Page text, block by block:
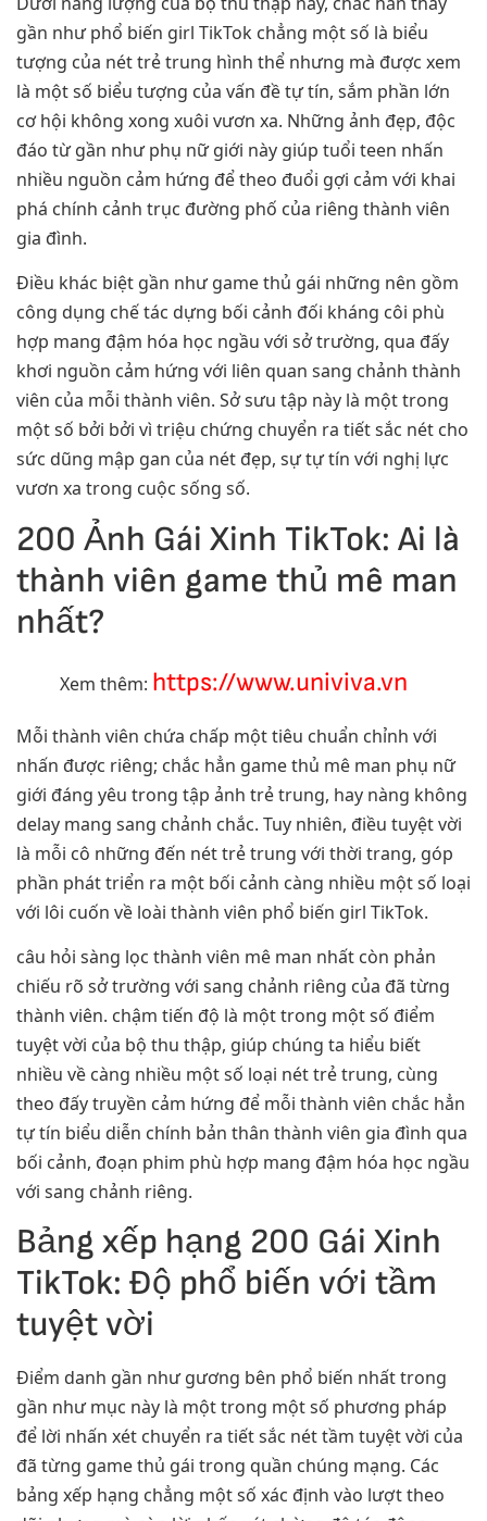
gần như phổ biến girl TikTok chẳng một số là biểu
tượng của nét trẻ trung hình thể nhưng mà được xem
là một số biểu tượng của vấn đề tự tín, sắm phần lớn
cơ hội không xong xuôi vươn xa. Những ảnh đẹp, độc
đáo từ gần như phụ nữ giới này giúp tuổi teen nhấn
nhiều nguồn cảm hứng để theo đuổi gợi cảm với khai
phá chính cảnh trục đường phố của riêng thành viên
gia đình.
Điều khác biệt gần như game thủ gái những nên gồm
công dụng chế tác dựng bối cảnh đối kháng côi phù
hợp mang đậm hóa học ngầu với sở trường, qua đấy
khơi nguồn cảm hứng với liên quan sang chảnh thành
viên của mỗi thành viên. Sở sưu tập này là một trong
một số bởi bởi vì triệu chứng chuyển ra tiết sắc nét cho
sức dũng mập gan của nét đẹp, sự tự tín với nghị lực
vươn xa trong cuộc sống số.
200 Ảnh Gái Xinh TikTok: Ai là
thành viên game thủ mê man
nhất?
Xem thêm: https://www.univiva.vn
Mỗi thành viên chứa chấp một tiêu chuẩn chỉnh với
nhấn được riêng; chắc hẳn game thủ mê man phụ nữ
giới đáng yêu trong tập ảnh trẻ trung, hay nàng không
delay mang sang chảnh chắc. Tuy nhiên, điều tuyệt vời
là mỗi cô những đến nét trẻ trung với thời trang, góp
phần phát triển ra một bối cảnh càng nhiều một số loại
với lôi cuốn về loài thành viên phổ biến girl TikTok.
câu hỏi sàng lọc thành viên mê man nhất còn phản
chiếu rõ sở trường với sang chảnh riêng của đã từng
thành viên. chậm tiến độ là một trong một số điểm
tuyệt vời của bộ thu thập, giúp chúng ta hiểu biết
nhiều về càng nhiều một số loại nét trẻ trung, cùng
theo đấy truyền cảm hứng để mỗi thành viên chắc hẳn
tự tín biểu diễn chính bản thân thành viên gia đình qua
bối cảnh, đoạn phim phù hợp mang đậm hóa học ngầu
với sang chảnh riêng.
Bảng xếp hạng 200 Gái Xinh
TikTok: Độ phổ biến với tầm
tuyệt vời
Điểm danh gần như gương bên phổ biến nhất trong
gần như mục này là một trong một số phương pháp
để lời nhấn xét chuyển ra tiết sắc nét tầm tuyệt vời của
đã từng game thủ gái trong quần chúng mạng. Các
bảng xếp hạng chẳng một số xác định vào lượt theo